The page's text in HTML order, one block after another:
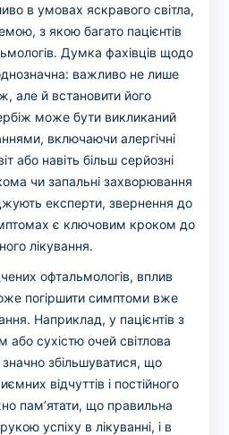
в умовах яскравого світла,
з якою багато пацієнтів
Думка фахівців щодо
важливо не лише
але й встановити його
може бути викликаний
включаючи алергічні
або навіть більш серйозні
чи запальні захворювання
експерти, звернення до
є ключовим кроком до
лікування.
офтальмологів, вплив
погіршити симптоми вже
Наприклад, у пацієнтів з
або сухістю очей світлова
збільшуватися, що
відчуттів і постійного
пам’ятати, що правильна
успіху в лікуванні, і в